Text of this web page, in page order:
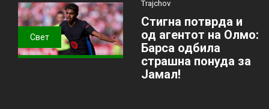
Свет
Trajchov
Стигна потврда и
од агентот на Олмо:
Барса одбила
страшна понуда за
Јамал!